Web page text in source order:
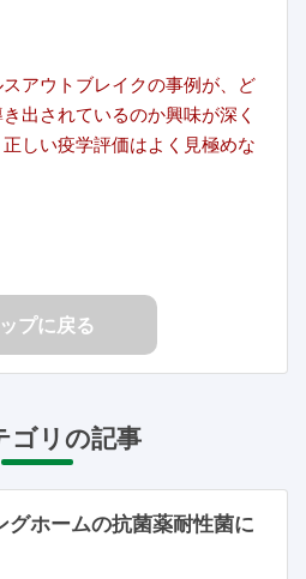
アウトブレイクの事例が、ど
出されているのか興味が深く
しい疫学評価はよく見極めな
ップに戻る
ゴリの記事
グホームの抗菌薬耐性菌に